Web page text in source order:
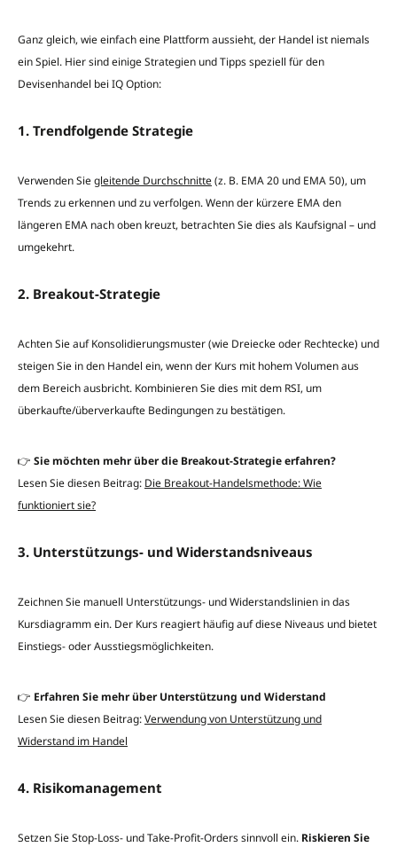
Ganz gleich, wie einfach eine Plattform aussieht, der Handel ist niemals
ein Spiel. Hier sind einige Strategien und Tipps speziell für den
Devisenhandel bei IQ Option:
1. Trendfolgende Strategie
Verwenden Siegleitende Durchschnitte(z. B. EMA 20 und EMA 50), um
Trends zu erkennen und zu verfolgen. Wenn der kürzere EMA den
längeren EMA nach oben kreuzt, betrachten Sie dies als Kaufsignal – und
umgekehrt.
2. Breakout-Strategie
Achten Sie auf Konsolidierungsmuster (wie Dreiecke oder Rechtecke) und
steigen Sie in den Handel ein, wenn der Kurs mit hohem Volumen aus
dem Bereich ausbricht. Kombinieren Sie dies mit dem RSI, um
überkaufte/überverkaufte Bedingungen zu bestätigen.
👉 Sie möchten mehr über die Breakout-Strategie erfahren?
Lesen Sie diesen Beitrag: Die Breakout-Handelsmethode: Wie
funktioniert sie?
3. Unterstützungs- und Widerstandsniveaus
Zeichnen Sie manuell Unterstützungs- und Widerstandslinien in das
Kursdiagramm ein. Der Kurs reagiert häufig auf diese Niveaus und bietet
Einstiegs- oder Ausstiegsmöglichkeiten.
👉 Erfahren Sie mehr über Unterstützung und Widerstand
Lesen Sie diesen Beitrag:Verwendung von Unterstützung und
Widerstand im Handel
4. Risikomanagement
Setzen Sie Stop-Loss- und Take-Profit-Orders sinnvoll ein. Riskieren Sie